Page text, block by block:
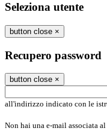
Seleziona utente
button close ×
Recupero password
button close ×
all'indirizzo indicato con le
Non hai una e-mail associata